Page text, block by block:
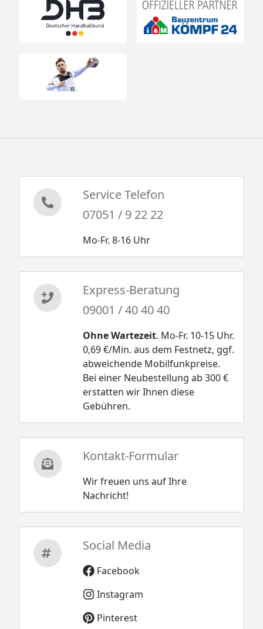
Service Telefon
07051 / 9 22 22
Mo-Fr. 8-16 Uhr
Express-Beratung
09001 / 40 40 40
Ohne Wartezeit. Mo-Fr. 10-15 Uhr.
0,69 €/Min. aus dem Festnetz, ggf.
abweichende Mobilfunkpreise.
Bei einer Neubestellung ab 300 €
erstatten wir Ihnen diese
Gebühren.
Kontakt-Formular
Wir freuen uns auf Ihre
Nachricht!
Social Media
Facebook
Instagram
Pinterest